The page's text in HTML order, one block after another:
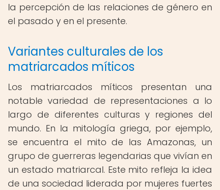
la percepción de las relaciones de género en
el pasado y en el presente.
Variantes culturales de los
matriarcados míticos
Los matriarcados míticos presentan una
notable variedad de representaciones a lo
largo de diferentes culturas y regiones del
mundo. En la mitología griega, por ejemplo,
se encuentra el mito de las Amazonas, un
grupo de guerreras legendarias que vivían en
un estado matriarcal. Este mito refleja la idea
de una sociedad liderada por mujeres fuertes